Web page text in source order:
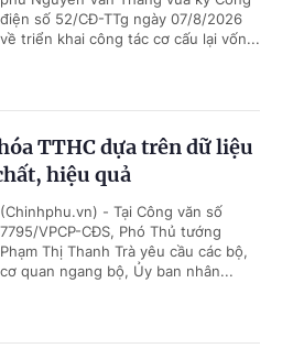
điện số 52/CĐ-TTg ngày 07/8/2026
về triển khai công tác cơ cấu lại vốn...
TTHC dựa trên dữ liệu
hiệu quả
(Chinhphu.vn) - Tại Công văn số
7795/VPCP-CĐS, Phó Thủ tướng
Phạm Thị Thanh Trà yêu cầu các bộ,
cơ quan ngang bộ, Ủy ban nhân...